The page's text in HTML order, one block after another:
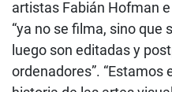
artistas Fabián Hofman
“ya no se filma, sino que
luego son editadas y
ordenadores”. “Estamos